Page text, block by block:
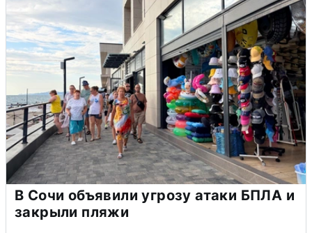
В Сочи объявили угрозу атаки БПЛА и
закрыли пляжи